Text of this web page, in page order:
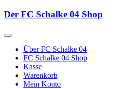
Zum
Der FC Schalke 04 Shop
Über FC Schalke 04
FC Schalke 04 Shop
Kasse
Warenkorb
Mein Konto